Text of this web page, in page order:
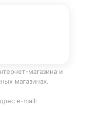
магазина и
магазинах.
e-mail: